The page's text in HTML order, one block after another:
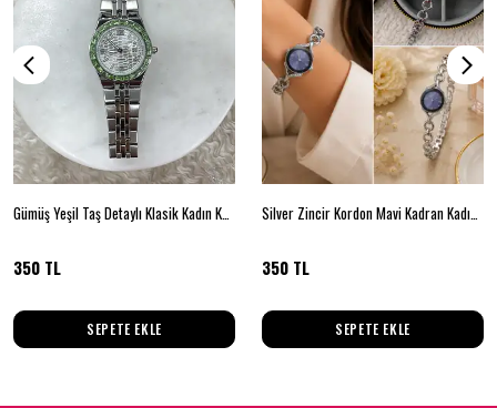
Gümüş Yeşil Taş Detaylı Klasik Kadın Kol Saati
350 TL
SEPETE EKLE
Silver Zincir Kordon Mavi Kadran Kadın Kol Saati
350 TL
SEPETE EKLE